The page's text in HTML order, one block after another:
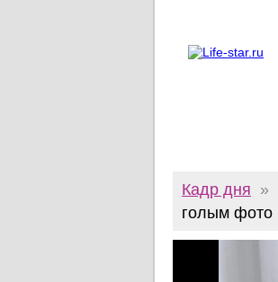
Кадр дня »
голым фото